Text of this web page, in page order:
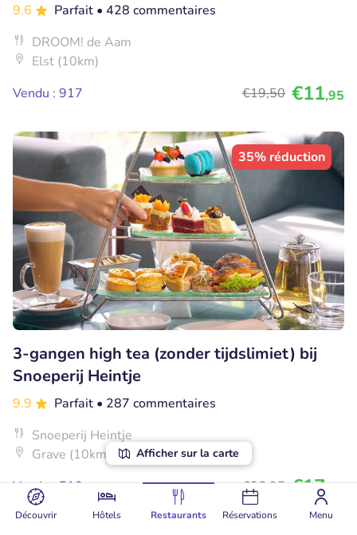
Découvrir Hôtels Restaurants Réservations Menu
Afficher sur la carte
9.6
Parfait • 428 commentaires
DROOM! de Aam
Elst (10km)
Vendu : 917
€19,50 €11,95
35% réduction
3-gangen high tea (zonder tijdslimiet) bij
Snoeperij Heintje
9.9 Parfait • 287 commentaires
Snoeperij Heintje
Grave (10km)
Vendu : 510
€26,95 €17,50